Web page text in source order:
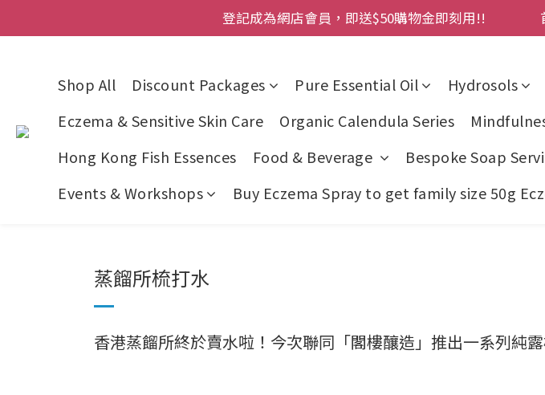
登記成為網店會員，即送$50購物金即刻用!!
登記成為網店會員，即送$50購物金即刻用!!
網店會員一年內累積消費 $4500 即刻變身
今期優惠!! 濕疹救星 濕疹專用噴霧 買
登記成為網店會員，即送$50購物金即刻用!!
Shop All Discount Packages Pure Essential Oil Hydrosols
Eczema & Sensitive Skin Care
Organic Calendula Series
Hong Kong Fish Essences
Food & Beverage Bespoke Soap
Events & Workshops
Buy Eczema Spray to get family size 50g
蒸餾所梳打水
香港蒸餾所終於賣水啦！今次聯同「閣樓釀造」推出一系列純